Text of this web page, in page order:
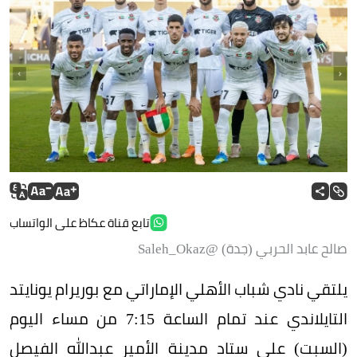
تابع قناة عكاظ على الواتساب
صالح عابد الحربي (جدة) @Saleh_Okaz
يلتقي نادي شباب الأهلي الإماراتي مع بوريرام يونايتد
التايلاندي عند تمام الساعة 7:15 من مساء اليوم
(السبت) على ستاد مدينة الأمير عبدالله الفيصل